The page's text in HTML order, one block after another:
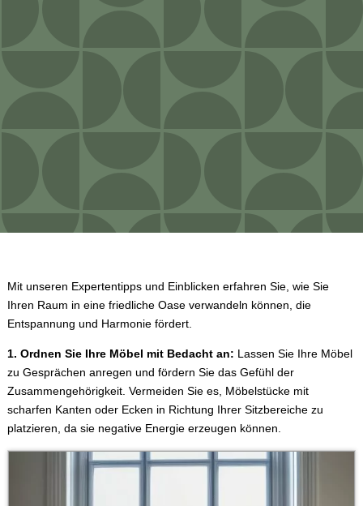
Mit unseren Expertentipps und Einblicken erfahren Sie, wie Sie
Ihren Raum in eine friedliche Oase verwandeln können, die
Entspannung und Harmonie fördert.
1. Ordnen Sie Ihre Möbel mit Bedacht an: Lassen Sie Ihre Möbel
zu Gesprächen anregen und fördern Sie das Gefühl der
Zusammengehörigkeit. Vermeiden Sie es, Möbelstücke mit
scharfen Kanten oder Ecken in Richtung Ihrer Sitzbereiche zu
platzieren, da sie negative Energie erzeugen können.